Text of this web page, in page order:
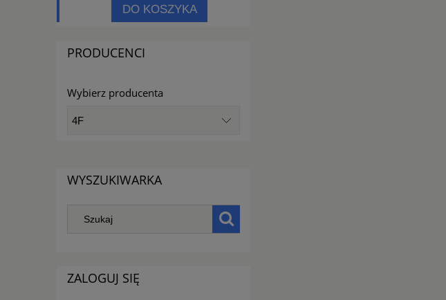
DO KOSZYKA
PRODUCENCI
Wybierz producenta
WYSZUKIWARKA
ZALOGUJ SIĘ